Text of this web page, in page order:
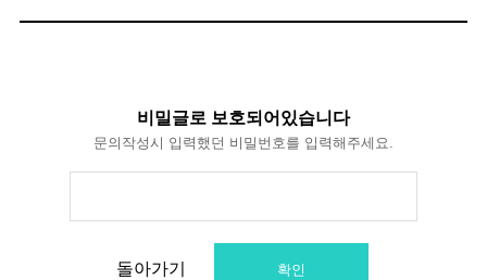
비밀글로 보호되어있습니다
문의작성시 입력했던 비밀번호를 입력해주세요.
돌아가기